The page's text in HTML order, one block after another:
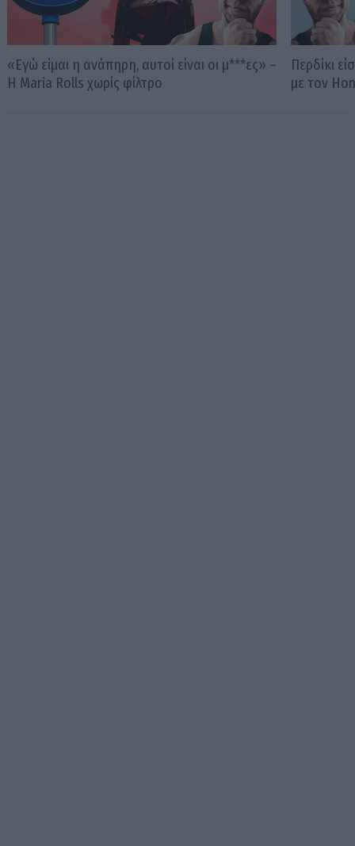
«Εγώ είμαι η ανάπηρη, αυτοί είναι οι μ***ες» –
Η Maria Rolls χωρίς φίλτρο
Περδίκι
με τον